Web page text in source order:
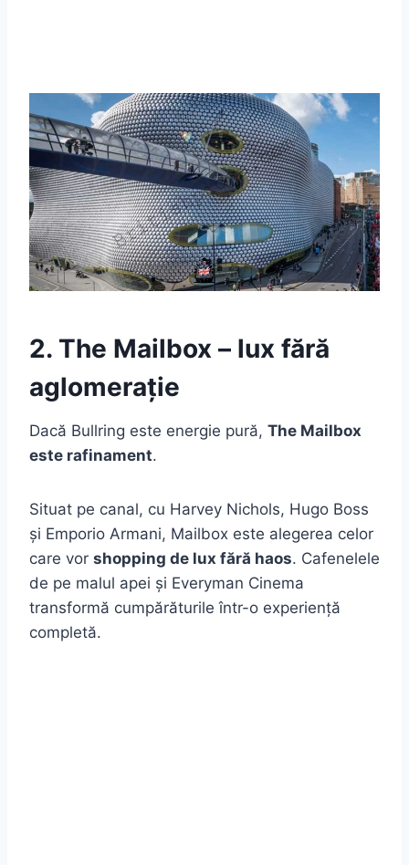
2. The Mailbox – lux fără
aglomerație
Dacă Bullring este energie pură, The Mailbox
este rafinament.
Situat pe canal, cu Harvey Nichols, Hugo Boss
și Emporio Armani, Mailbox este alegerea celor
care vor shopping de lux fără haos. Cafenelele
de pe malul apei și Everyman Cinema
transformă cumpărăturile într-o experiență
completă.